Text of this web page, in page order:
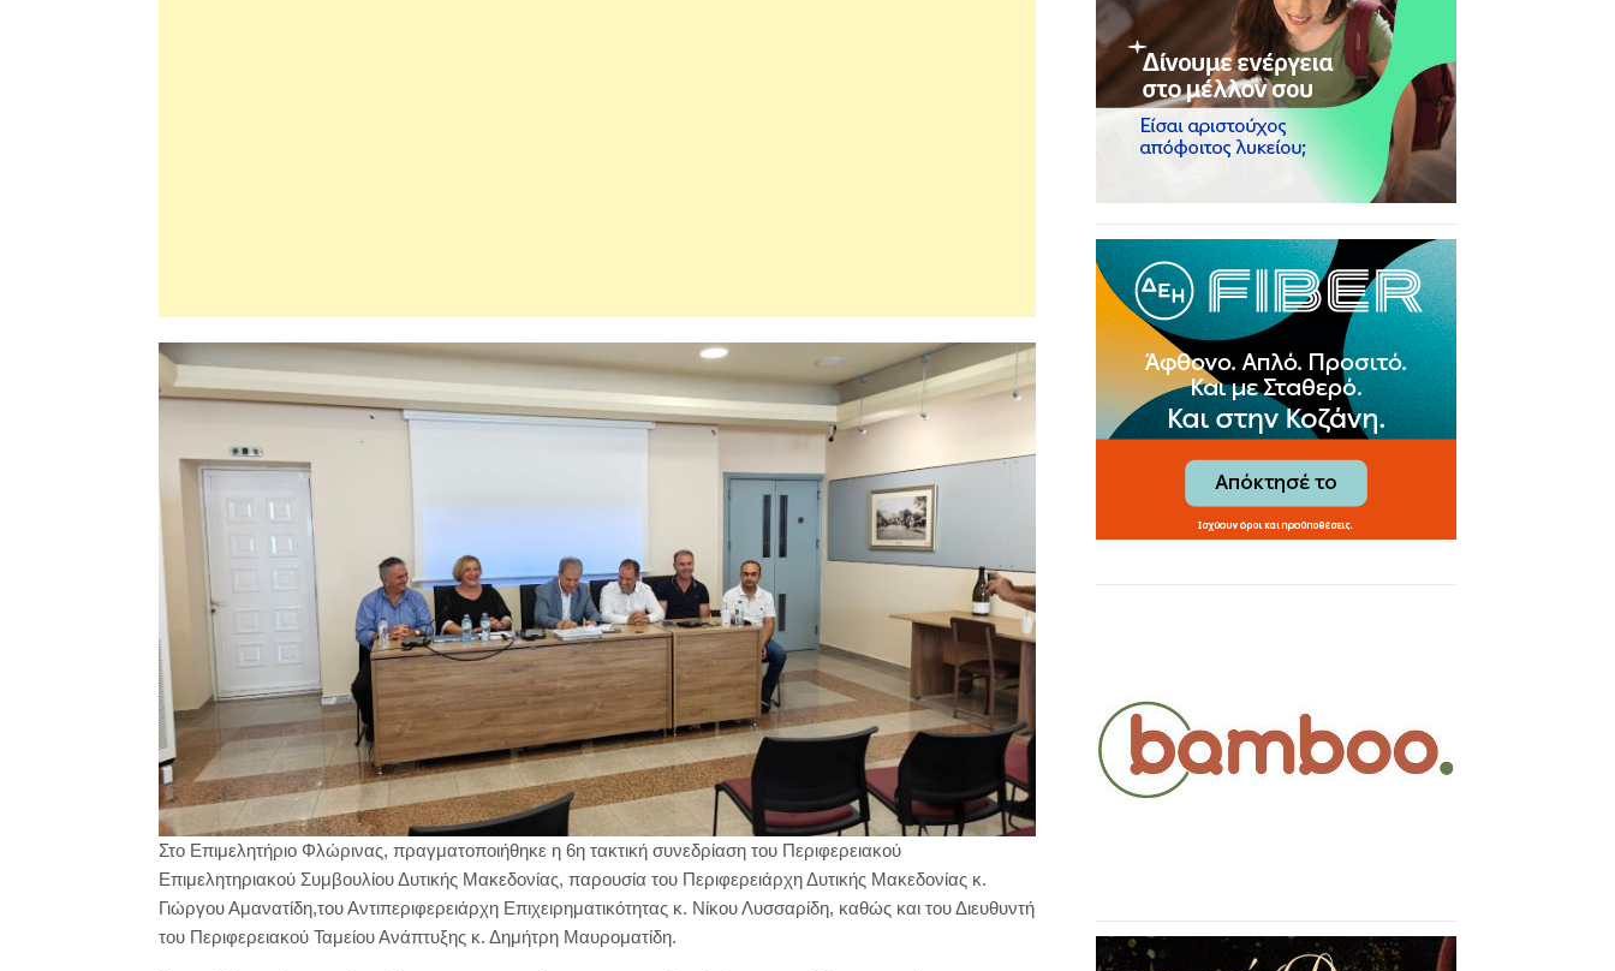
Στο Επιμελητήριο Φλώρινας, πραγματοποιήθηκε η 6η τακτική συνεδρίαση του Περιφερειακού
Επιμελητηριακού Συμβουλίου Δυτικής Μακεδονίας, παρουσία του Περιφερειάρχη Δυτικής Μακεδονίας κ.
Γιώργου Αμανατίδη,του Αντιπεριφερειάρχη Επιχειρηματικότητας κ. Νίκου Λυσσαρίδη, καθώς και του Διευθυντή
του Περιφερειακού Ταμείου Ανάπτυξης κ. Δημήτρη Μαυροματίδη.